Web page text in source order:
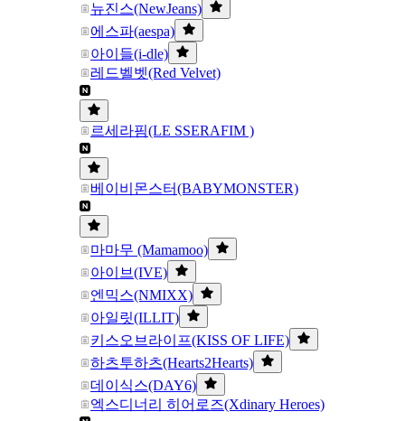
뉴진스(NewJeans)
에스파(aespa)
아이들(i-dle)
레드벨벳(Red Velvet)
르세라핌(LE SSERAFIM )
베이비몬스터(BABYMONSTER)
마마무 (Mamamoo)
아이브(IVE)
엔믹스(NMIXX)
아일릿(ILLIT)
키스오브라이프(KISS OF LIFE)
하츠투하츠(Hearts2Hearts)
데이식스(DAY6)
엑스디너리 히어로즈(Xdinary Heroes)